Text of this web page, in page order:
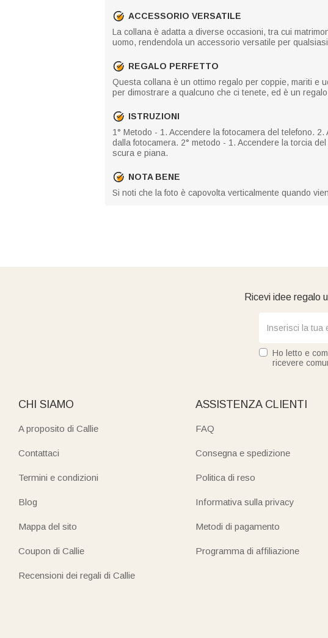
ACCESSORIO VERSATILE
La collana è adatta a diverse occasioni, tra cui
uomo, rendendola un accessorio versatile per
REGALO PERFETTO
Questa collana è un ottimo regalo per coppie, mariti e
per dimostrare a qualcuno che ci tenete, ed è un
ISTRUZIONI
1° Metodo - 1. Accendere la fotocamera del telefono.
dalla fotocamera. 2° metodo - 1. Accendere la torcia
scura e piana.
NOTA BENE
Si noti che la foto è capovolta verticalmente quando
Ricevi idee regalo
Ho letto e
ricevere
CHI SIAMO
A proposito di Callie
Contattaci
Termini e condizioni
Blog
Mappa del sito
Coupon di Callie
Recensioni dei regali di Callie
ASSISTENZA CLIENTI
FAQ
Consegna e spedizione
Politica di reso
Informativa sulla privacy
Metodi di pagamento
Programma di affiliazione